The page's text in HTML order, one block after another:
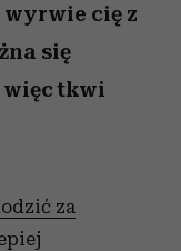
cię z
się
więc tkwi
za